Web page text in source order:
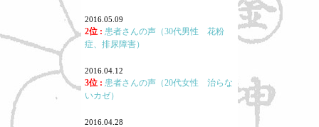
2016.05.09
2位 : 患者さんの声（30代男性 花粉
症、排尿障害）
2016.04.12
3位 : 患者さんの声（20代女性 治らな
いカゼ）
2016.04.28